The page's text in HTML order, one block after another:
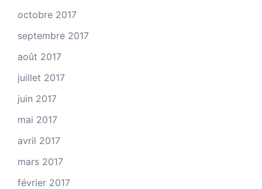
octobre 2017
septembre 2017
août 2017
juillet 2017
juin 2017
mai 2017
avril 2017
mars 2017
février 2017